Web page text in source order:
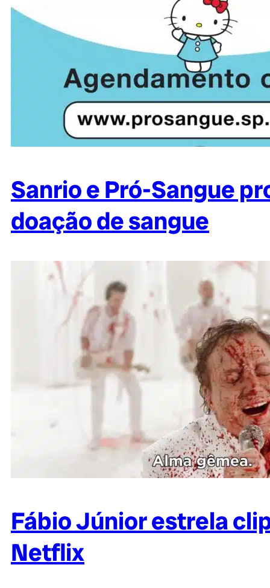
Sanrio e Pró-Sangue
doação de sangue
Fábio Júnior estrela
Netflix